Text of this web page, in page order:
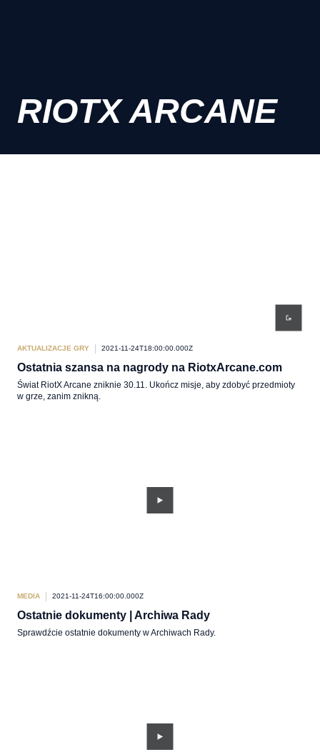
RIOTX ARCANE
AKTUALIZACJE GRY 2021-11-24T18:00:00.000Z
Ostatnia szansa na nagrody na RiotxArcane.com
Świat RiotX Arcane zniknie 30.11. Ukończ misje, aby zdobyć przedmioty
w grze, zanim znikną.
MEDIA 2021-11-24T16:00:00.000Z
Ostatnie dokumenty | Archiwa Rady
Sprawdźcie ostatnie dokumenty w Archiwach Rady.